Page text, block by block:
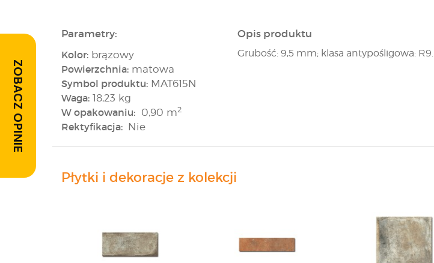
Parametry:
Kolor: brązowy
Powierzchnia: matowa
Symbol produktu: MAT615N
Waga: 18,23 kg
W opakowaniu: 0,90 m2
Rektyfikacja: Nie
Opis produktu
Grubość: 9,5 mm; klasa antypośligowa: R9.
Płytki i dekoracje z kolekcji
ZOBACZ OPINIE